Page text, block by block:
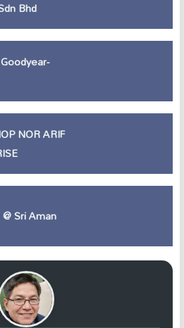
Bhd
NOR ARIF
Sri Aman